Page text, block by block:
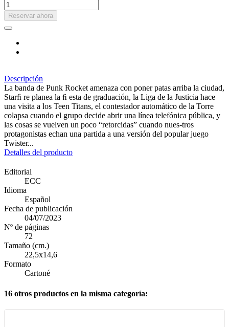
Reservar ahora
Descripción
La banda de Punk Rocket amenaza con poner patas arriba la ciudad,
Starﬁ re planea la ﬁ esta de graduación, la Liga de la Justicia hace
una visita a los Teen Titans, el contestador automático de la Torre
colapsa cuando el grupo decide abrir una línea telefónica pública, y
las cosas se vuelven un poco “retorcidas” cuando nues-tros
protagonistas echan una partida a una versión del popular juego
Twister...
Detalles del producto
Editorial
ECC
Idioma
Español
Fecha de publicación
04/07/2023
Nº de páginas
72
Tamaño (cm.)
22,5x14,6
Formato
Cartoné
16 otros productos en la misma categoría: